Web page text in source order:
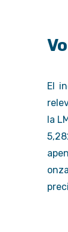
El
la